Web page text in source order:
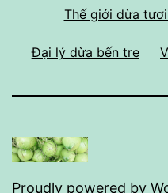
Thế giới dừa
Đại lý dừa bến tre
Proudly powered by